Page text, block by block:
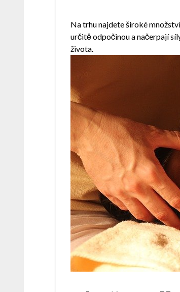
Na trhu najdete široké
určitě odpočinou a načerpají
života.